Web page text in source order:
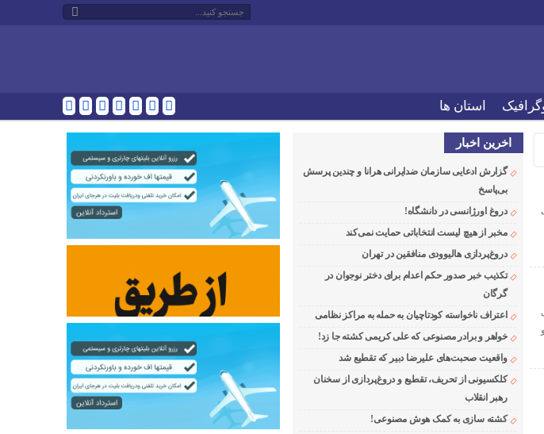
استان ها
اخرین اخبار
گزارش ادعایی سازمان ضدایرانی هرانا و چندین پرسش
بی‌پاسخ
دروغ اورژانسی در دانشگاه!
مخبر از هیچ لیست انتخاباتی حمایت نمی‌کند
دروغ‌پردازی هالیوودی منافقین در تهران
تکذیب خبر صدور حکم اعدام برای دختر نوجوان در
گرگان
اعتراف ناخواسته کودتاچیان به حمله به مراکز نظامی
خواهر و برادر مصنوعی که علی کریمی کشته جا زد!
واقعیت صحبت‌های علیرضا دبیر که تقطیع شد
کلکسیونی از تحریف، تقطیع و دروغ‌پردازی از سخنان
رهبر انقلاب
کشته سازی به کمک هوش مصنوعی!